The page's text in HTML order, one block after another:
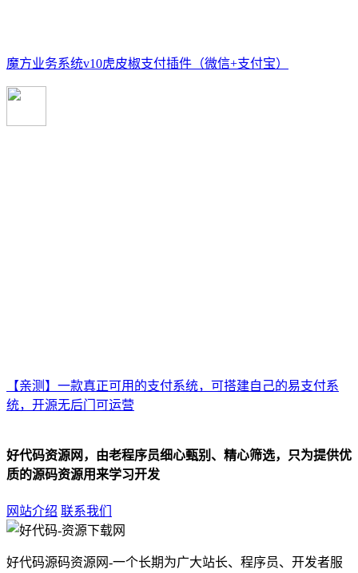
魔方业务系统v10虎皮椒支付插件（微信+支付宝）
【亲测】一款真正可用的支付系统，可搭建自己的易支付系
统，开源无后门可运营
好代码资源网，由老程序员细心甄别、精心筛选，只为提供优
质的源码资源用来学习开发
网站介绍 联系我们
好代码源码资源网-一个长期为广大站长、程序员、开发者服